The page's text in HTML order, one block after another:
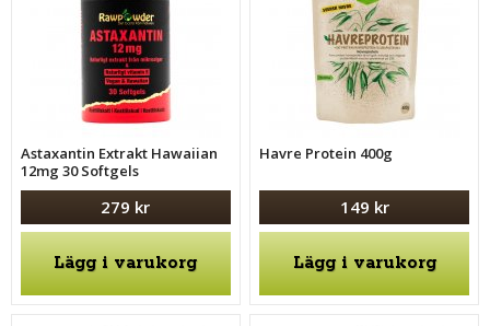
Astaxantin Extrakt Hawaiian
12mg 30 Softgels
279 kr
Lägg i varukorg
Havre Protein 400g
149 kr
Lägg i varukorg